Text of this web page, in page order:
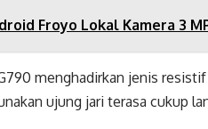
Froyo Lokal Kamera 3
menghadirkan jenis
ujung jari terasa cukup